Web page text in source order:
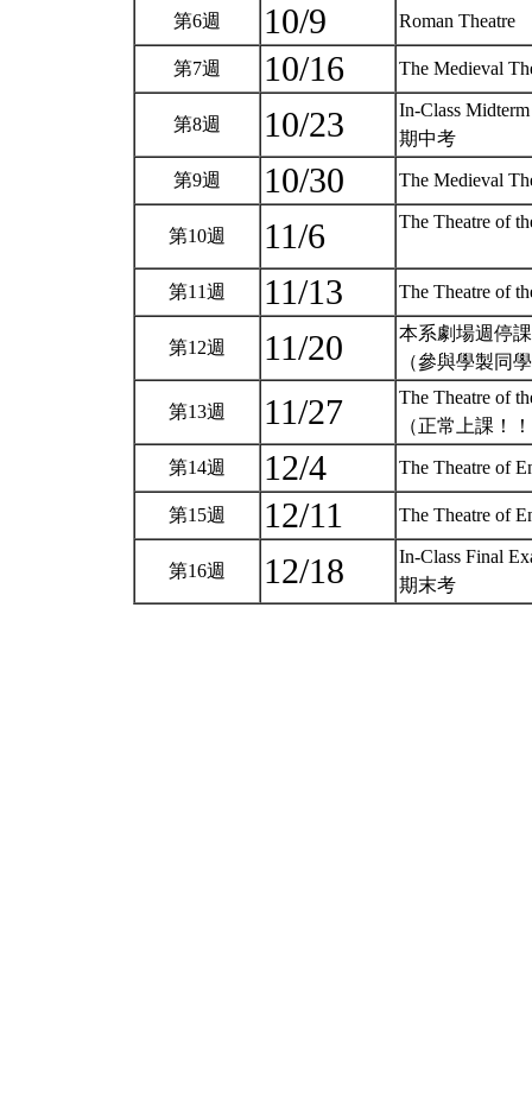
第6週 10/9 Roman Theatre
第7週 10/16 The Medieval
第8週 10/23
In-Class
期中考
第9週 10/30 The Medieval
第10週 11/6 The Theatre of
第11週 11/13 The Theatre of
第12週 11/20
本系劇場週停
（參與學製同
第13週 11/27
The Theatre of
（正常上課！
第14週 12/4 The Theatre of
第15週 12/11 The Theatre of
第16週 12/18
In-Class Final
期末考